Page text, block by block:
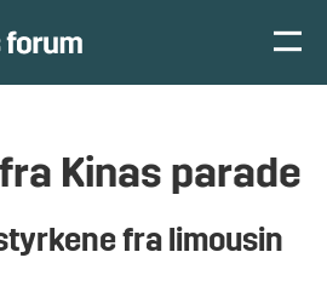
Kinas parade
fra limousin